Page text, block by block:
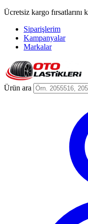
Ücretsiz kargo fırsatlarını
Siparişlerim
Kampanyalar
Markalar
Ürün ara